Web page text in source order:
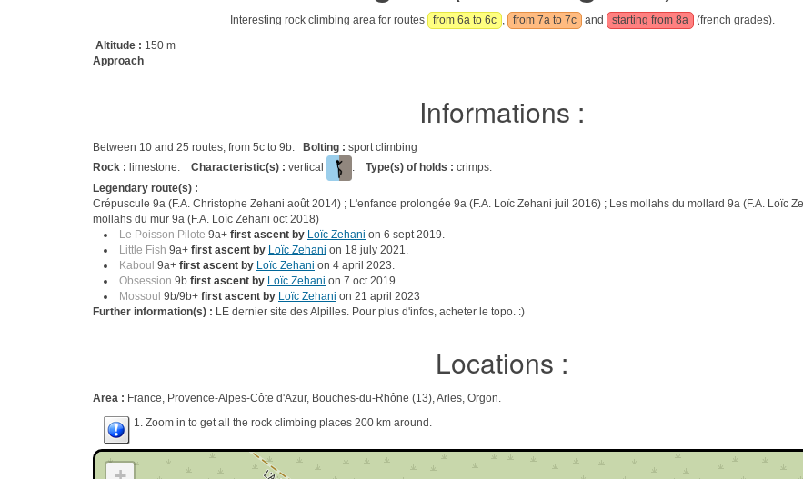
Interesting rock climbing area for routes from 6a to 6c , from 7a to 7c and starting from 8a
(french grades).
Altitude : 150 m
Approach
Informations :
Between 10 and 25 routes, from 5c to 9b. Bolting : sport climbing
Rock : limestone. Characteristic(s) : vertical . Type(s) of holds : crimps.
Legendary route(s) :
Crépuscule 9a (F.A. Christophe Zehani août 2014) ; L'enfance prolongée 9a (F.A. Loïc Zehani juil 2016) ; Les mollahs du mollard 9a (F.A. Loïc
mollahs du mur 9a (F.A. Loïc Zehani oct 2018)
Le Poisson Pilote 9a+ first ascent by Loïc Zehani on 6 sept 2019.
Little Fish 9a+ first ascent by Loïc Zehani on 18 july 2021.
Kaboul 9a+ first ascent by Loïc Zehani on 4 april 2023.
Obsession 9b first ascent by Loïc Zehani on 7 oct 2019.
Mossoul 9b/9b+ first ascent by Loïc Zehani on 21 april 2023
Further information(s) : LE dernier site des Alpilles. Pour plus d'infos, acheter le topo. :)
Locations :
Area : France, Provence-Alpes-Côte d'Azur, Bouches-du-Rhône (13), Arles, Orgon.
1. Zoom in to get all the rock climbing places 200 km around.